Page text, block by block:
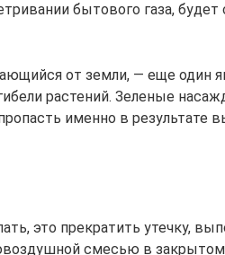
бытового газа,
от земли, — еще один
растений. Зеленые
именно в результате
это прекратить утечку,
смесью в